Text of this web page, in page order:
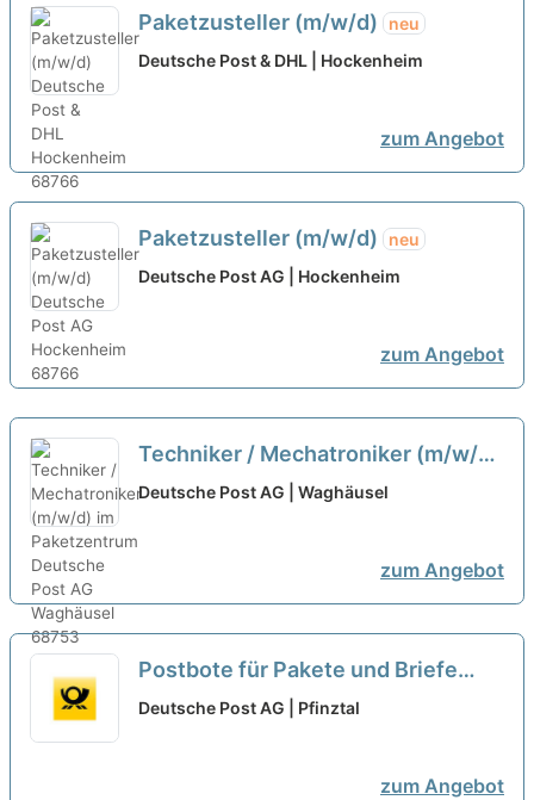
Paketzusteller (m/w/d)
neu
Deutsche Post & DHL | Hockenheim
zum Angebot
Paketzusteller (m/w/d)
neu
Deutsche Post AG | Hockenheim
zum Angebot
Techniker / Mechatroniker (m/w/d)
im Paketzentrum neu
Deutsche Post AG | Waghäusel
zum Angebot
Postbote für Pakete und Briefe
(m/w/d) neu
Deutsche Post AG | Pfinztal
zum Angebot